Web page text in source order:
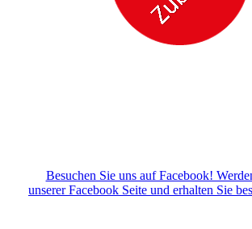
Besuchen Sie uns auf Facebook!
unserer Facebook Seite und erhalten Sie